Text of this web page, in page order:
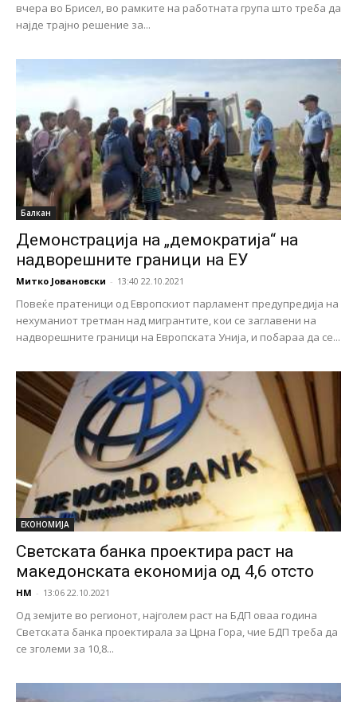
вчера во Брисел, во рамките на работната група што треба да
најде трајно решение за...
Балкан
Демонстрација на „демократија“ на
надворешните граници на ЕУ
Митко Јовановски - 13:40 22.10.2021
Повеќе пратеници од Европскиот парламент предупредија на
нехуманиот третман над мигрантите, кои се заглавени на
надворешните граници на Европската Унија, и побараа да се...
ЕКОНОМИЈА
Светската банка проектира раст на
македонската економија од 4,6 отсто
НМ - 13:06 22.10.2021
Од земјите во регионот, најголем раст на БДП оваа година
Светската банка проектирала за Црна Гора, чие БДП треба да
се зголеми за 10,8...